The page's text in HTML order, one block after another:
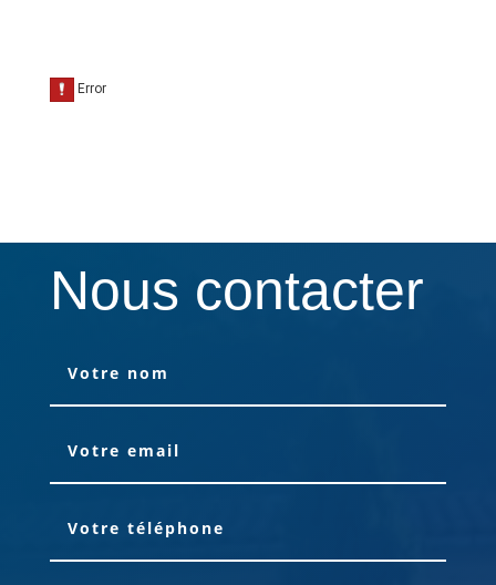
Nous contacter